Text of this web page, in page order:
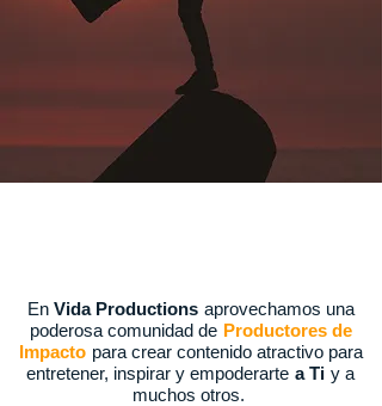
EnVida Productions aprovechamos una
poderosa comunidad de Productores de
Impacto para crear contenido atractivo para
entretener, inspirar y empoderarte a Ti y a
muchos otros.